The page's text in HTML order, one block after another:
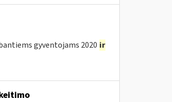
gyventojams 2020 ir